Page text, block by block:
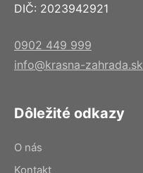
DIČ: 2023942921
0902 449 999
info@krasna-zahrada.sk
Dôležité odkazy
O nás
Kontakt